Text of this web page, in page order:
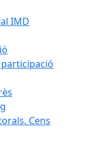
IMD
Cens